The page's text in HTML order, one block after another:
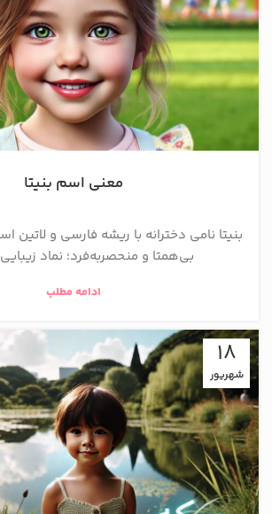
معنی اسم بنیتا
بنیتا نامی دخترانه با ریشه فارسی و لاتین
بی‌همتا و منحصر‌به‌فرد؛ نماد
ادامه مطلب
18
شهریور